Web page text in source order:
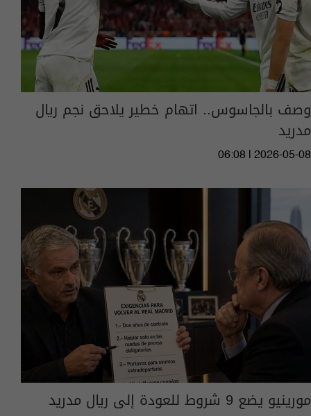
وصف بالجاسوس.. اتهام خطير يلاحق نجم ريال
مدريد
06:08 | 2026-05-08
مورينيو يضع 9 شروط للعودة إلى ريال مدريد